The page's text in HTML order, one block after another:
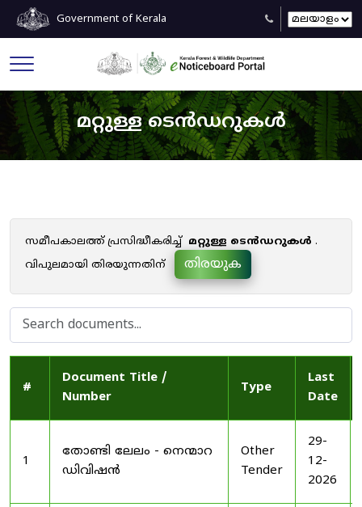
Government of Kerala
മറ്റുള്ള ടെൻഡറുകൾ
സമീപകാലത്ത് പ്രസിദ്ധീകരിച്ച് മറ്റുള്ള ടെൻഡറുകൾ .
വിപുലമായി തിരയുന്നതിന്
തിരയുക
#
Document Title /
Number
Type
Last
Date
1
തോണ്ടി ലേലം - നെന്മാറ
ഡിവിഷൻ
Other
Tender
29-
12-
2026